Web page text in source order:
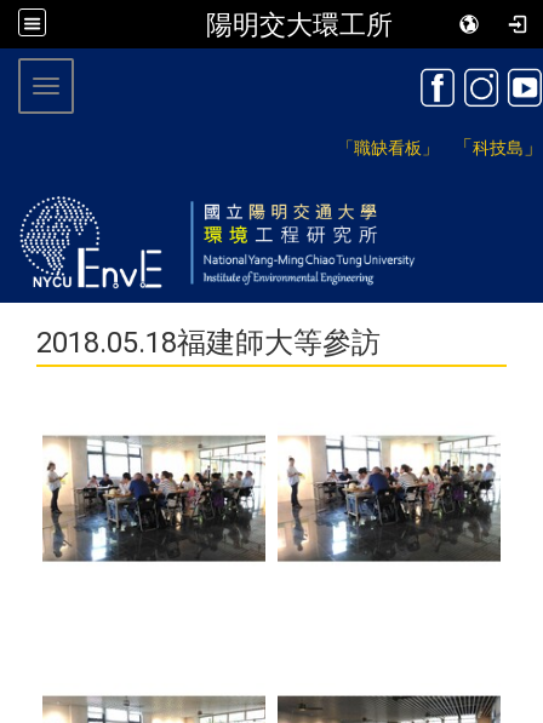
陽明交大環工所
「職缺看板」 「科技島 」
Toggle navigation
2018.05.18福建師大等參訪